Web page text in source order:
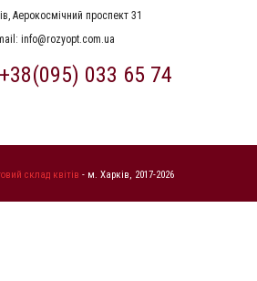
Аерокосмічний проспект 31
info@rozyopt.com.ua
+38(095) 033 65 74
склад квітів - м. Харків, 2017-2026